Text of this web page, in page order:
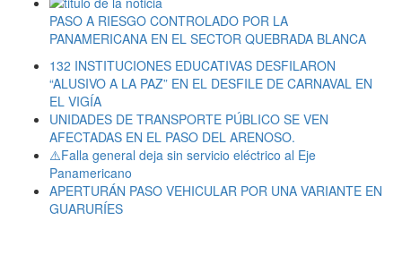
PASO A RIESGO CONTROLADO POR LA
PANAMERICANA EN EL SECTOR QUEBRADA BLANCA
132 INSTITUCIONES EDUCATIVAS DESFILARON
“ALUSIVO A LA PAZ” EN EL DESFILE DE CARNAVAL EN
EL VIGÍA
UNIDADES DE TRANSPORTE PÚBLICO SE VEN
AFECTADAS EN EL PASO DEL ARENOSO.
⚠️Falla general deja sin servicio eléctrico al Eje
Panamericano
APERTURÁN PASO VEHICULAR POR UNA VARIANTE EN
GUARURÍES